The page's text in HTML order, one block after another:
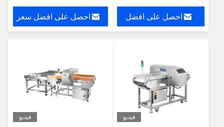
هرتز متعدد الترددات
احصل على افضل
معالجة الأغذية المجمدة
احصل على افضل سعر
فيديو فيديو